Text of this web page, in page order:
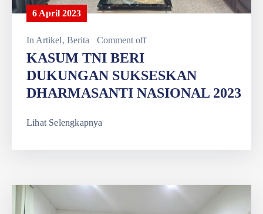
6 April 2023
In Artikel‚ Berita Comment off
KASUM TNI BERI
DUKUNGAN SUKSESKAN
DHARMASANTI NASIONAL 2023
Lihat Selengkapnya